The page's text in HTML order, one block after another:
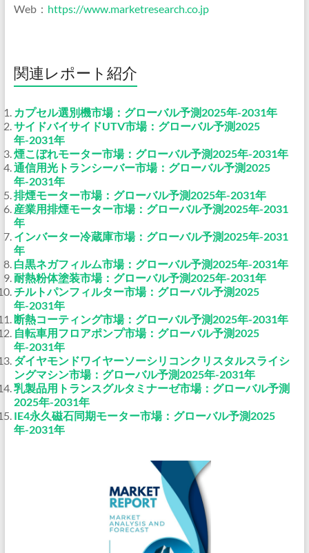
Web： https://www.marketresearch.co.jp
関連レポート紹介
カプセル選別機市場：グローバル予測2025年-2031年
サイドバイサイドUTV市場：グローバル予測2025
年-2031年
煙こぼれモーター市場：グローバル予測2025年-2031年
通信用光トランシーバー市場：グローバル予測2025
年-2031年
排煙モーター市場：グローバル予測2025年-2031年
産業用排煙モーター市場：グローバル予測2025年-2031
年
インバーター冷蔵庫市場：グローバル予測2025年-2031
年
白黒ネガフィルム市場：グローバル予測2025年-2031年
耐熱粉体塗装市場：グローバル予測2025年-2031年
チルトパンフィルター市場：グローバル予測2025
年-2031年
断熱コーティング市場：グローバル予測2025年-2031年
自転車用フロアポンプ市場：グローバル予測2025
年-2031年
ダイヤモンドワイヤーソーシリコンクリスタルスライシ
ングマシン市場：グローバル予測2025年-2031年
乳製品用トランスグルタミナーゼ市場：グローバル予測
2025年-2031年
IE4永久磁石同期モーター市場：グローバル予測2025
年-2031年